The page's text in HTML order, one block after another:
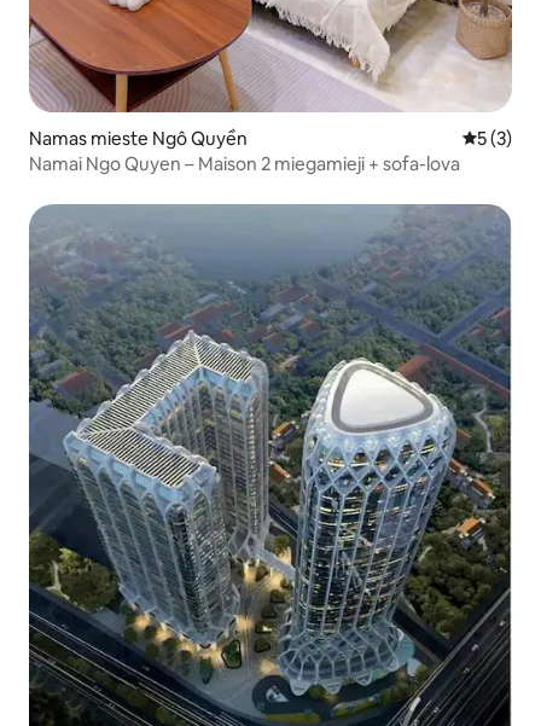
Namas mieste Ngô Quyền Vidutinis
5 (3)
Namai Ngo Quyen – Maison 2 miegamieji + sofa-lova